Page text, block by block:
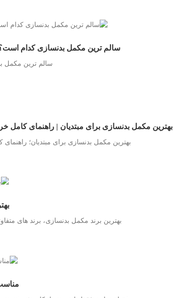
سالم‌ ترین مکمل بدنسازی کدام
سالم‌ ترین مکمل
بهترین مکمل بدنسازی برای مبتدیان | راهنمای
بهترین مکمل بدنسازی برای مبتدیان؛
بهترین برند مکمل بدنسازی، برند های